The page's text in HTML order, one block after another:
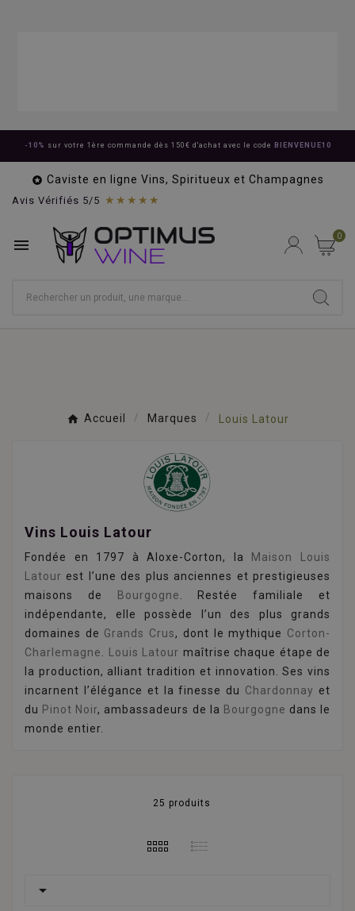
-10% sur votre 1ère commande dès 150€ d'achat avec le code BIENVENUE10
 Caviste en ligne Vins, Spiritueux et Champagnes
Avis Vérifiés 5/5 ★★★★★
 0
Accueil Marques Louis Latour
Vins Louis Latour
Fondée en 1797 à Aloxe-Corton, la Maison Louis
Latour est l’une des plus anciennes et prestigieuses
maisons de
Bourgogne
. Restée familiale et
indépendante, elle possède l’un des plus grands
domaines de Grands Crus, dont le mythique Corton-
Charlemagne
Louis Latour maîtrise chaque étape de
la production, alliant tradition et innovation. Ses vins
incarnent l’élégance et la finesse du Chardonnay et
du Pinot Noir, ambassadeurs de la Bourgogne dans le
monde entier.
25 produits
